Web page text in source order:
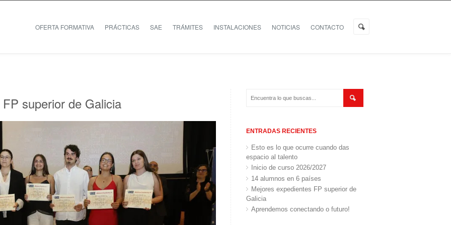
OFERTA FORMATIVA PRÁCTICAS SAE TRÁMITES INSTALACIONES NOTICIAS CONTACTO
superior de Galicia
ENTRADAS RECIENTES
Esto es lo que ocurre cuando das
espacio al talento
Inicio de curso 2026/2027
14 alumnos en 6 países
Mejores expedientes FP superior de
Galicia
Aprendemos conectando o futuro!